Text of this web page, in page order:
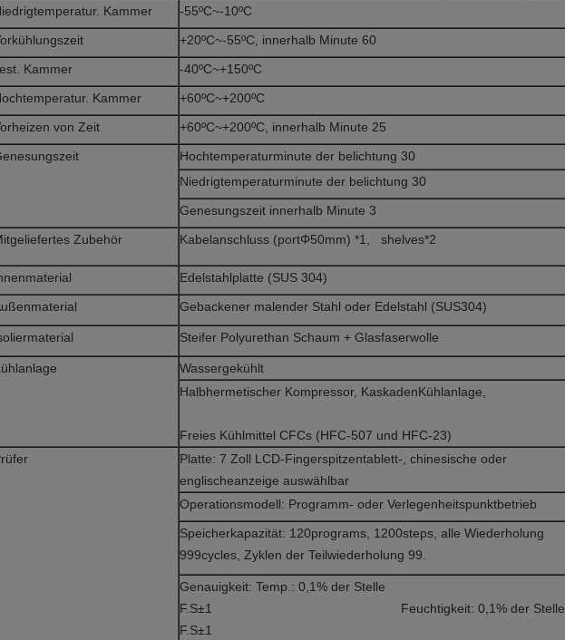
Kammer
-55ºC~-10ºC
+20ºC~-55ºC, innerhalb Minute 60
Kammer
-40ºC~+150ºC
Kammer
+60ºC~+200ºC
von Zeit
+60ºC~+200ºC, innerhalb Minute 25
Hochtemperaturminute der belichtung 30
Niedrigtemperaturminute der belichtung 30
Genesungszeit innerhalb Minute 3
Zubehör
Kabelanschluss (portΦ50mm) *1, shelves*2
Edelstahlplatte (SUS 304)
Gebackener malender Stahl oder Edelstahl (SUS304)
Steifer Polyurethan Schaum + Glasfaserwolle
Wassergekühlt
Halbhermetischer Kompressor, KaskadenKühlanlage,
Freies Kühlmittel CFCs (HFC-507 und HFC-23)
Platte: 7 Zoll LCD-Fingerspitzentablett-, chinesische oder
englischeanzeige auswählbar
Operationsmodell: Programm- oder Verlegenheitspunktbetrieb
Speicherkapazität: 120programs, 1200steps, alle Wiederholung
999cycles, Zyklen der Teilwiederholung 99.
Genauigkeit: Temp.: 0,1% der Stelle
F.S±1 Feuchtigkeit: 0,1% der Stelle
F.S±1